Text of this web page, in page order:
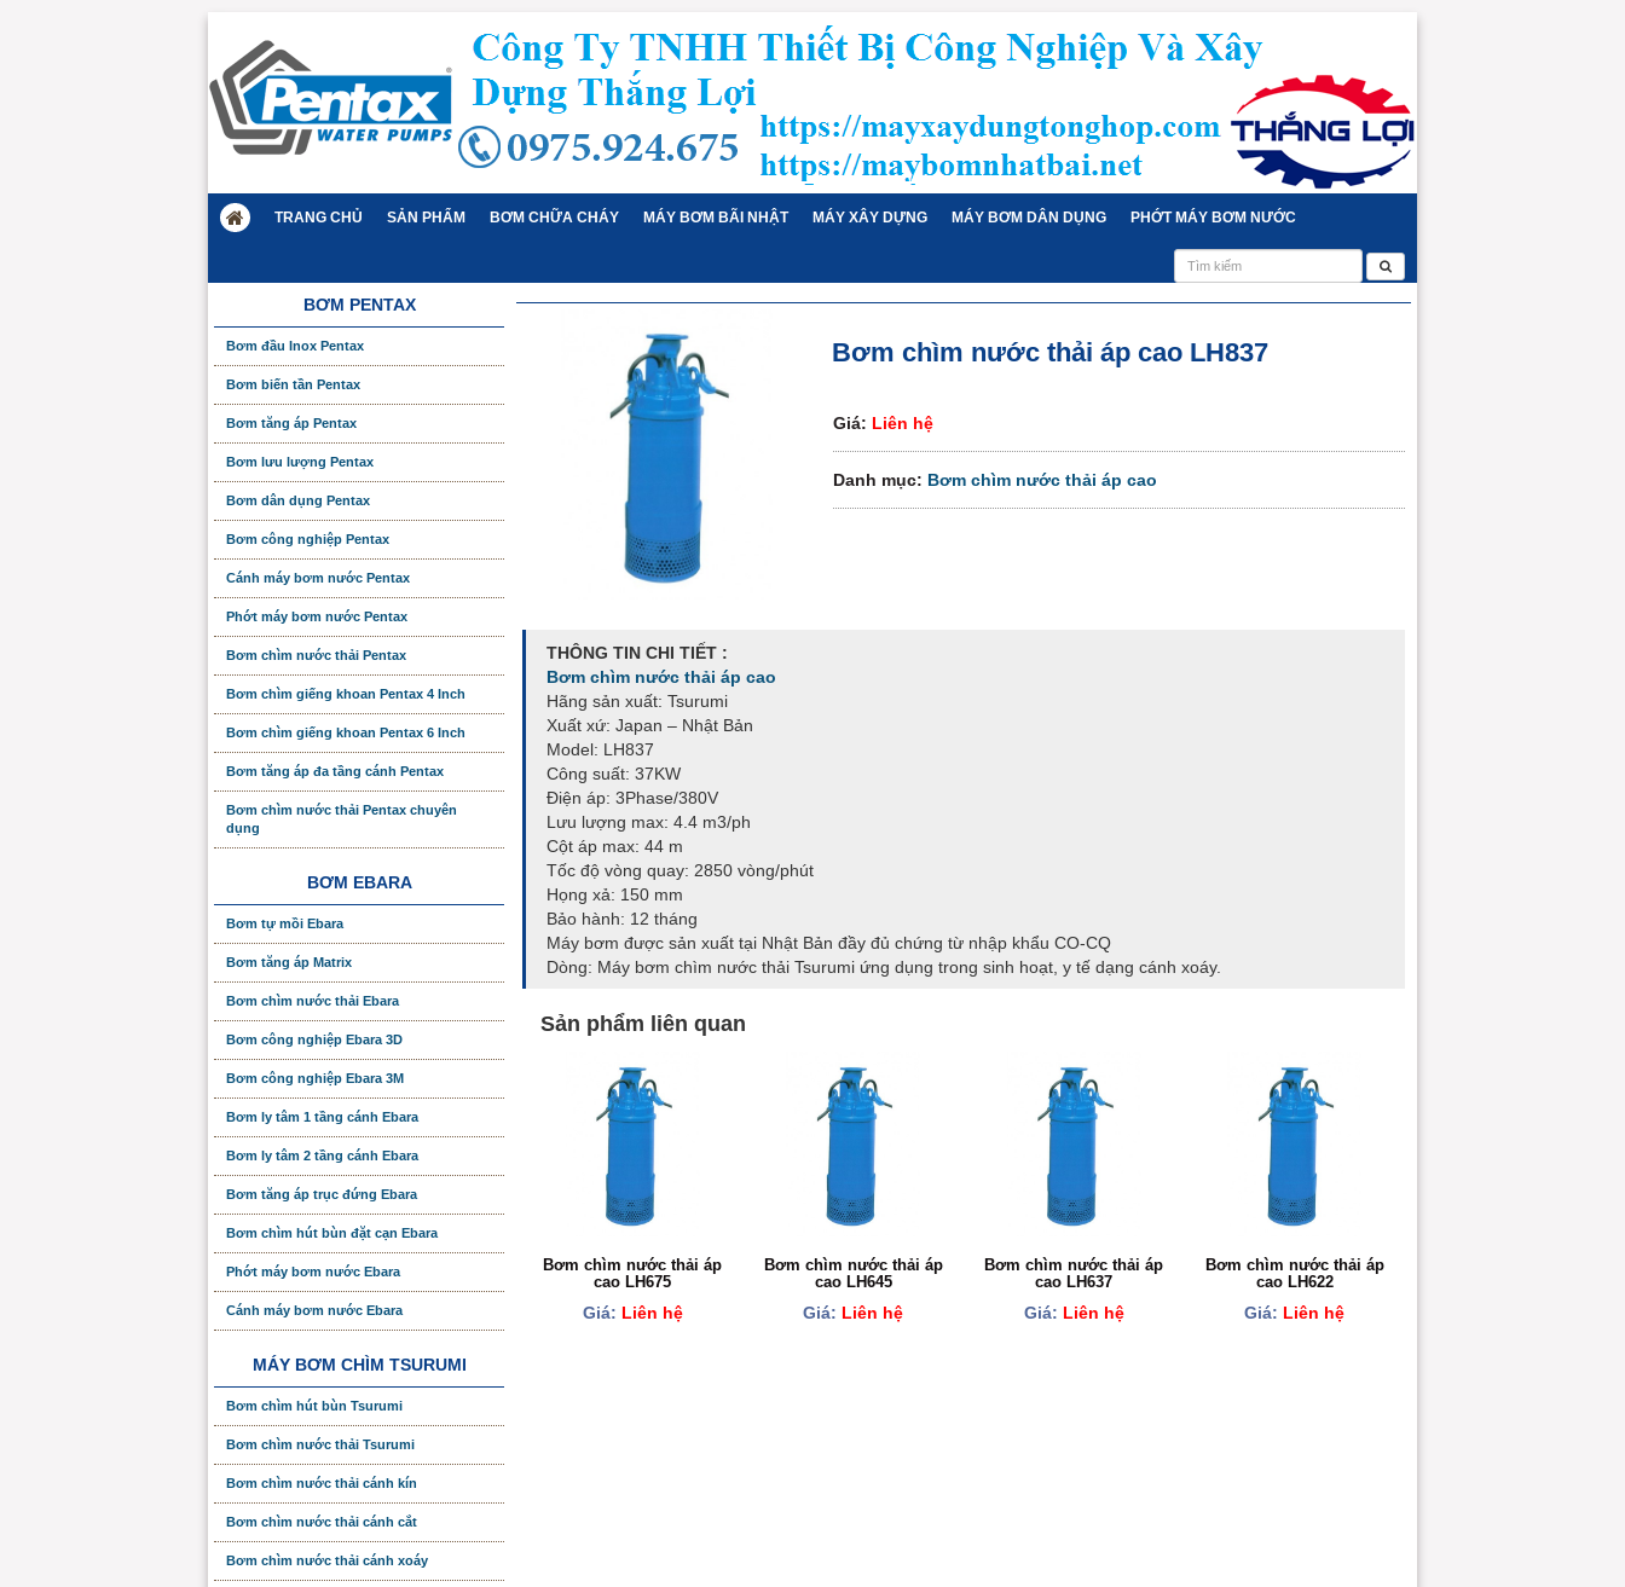
TRANG CHỦ SẢN PHẨM BƠM CHỮA CHÁY MÁY BƠM BÃI NHẬT MÁY XÂY DỰNG MÁY BƠM DÂN DỤNG PHỚT MÁY BƠM NƯỚC
Bơm chìm nước thải áp cao LH837
Giá: Liên hệ
Danh mục: Bơm chìm nước thải áp cao
THÔNG TIN CHI TIẾT :
Bơm chìm nước thải áp cao
Hãng sản xuất: Tsurumi
Xuất xứ: Japan – Nhật Bản
Model: LH837
Công suất: 37KW
Điện áp: 3Phase/380V
Lưu lượng max: 4.4 m3/ph
Cột áp max: 44 m
Tốc độ vòng quay: 2850 vòng/phút
Họng xả: 150 mm
Bảo hành: 12 tháng
Máy bơm được sản xuất tại Nhật Bản đầy đủ chứng từ nhập khẩu CO-CQ
Dòng: Máy bơm chìm nước thải Tsurumi ứng dụng trong sinh hoạt, y tế dạng cánh xoáy.
Sản phẩm liên quan
Bơm chìm nước thải áp
cao LH675
Giá: Liên hệ
Bơm chìm nước thải áp
cao LH645
Giá: Liên hệ
Bơm chìm nước thải áp
cao LH637
Giá: Liên hệ
Bơm chìm nước thải áp
cao LH622
Giá: Liên hệ
BƠM PENTAX
Bơm đầu Inox Pentax
Bơm biến tần Pentax
Bơm tăng áp Pentax
Bơm lưu lượng Pentax
Bơm dân dụng Pentax
Bơm công nghiệp Pentax
Cánh máy bơm nước Pentax
Phớt máy bơm nước Pentax
Bơm chìm nước thải Pentax
Bơm chìm giếng khoan Pentax 4 Inch
Bơm chìm giếng khoan Pentax 6 Inch
Bơm tăng áp đa tầng cánh Pentax
Bơm chìm nước thải Pentax chuyên
dụng
BƠM EBARA
Bơm tự mồi Ebara
Bơm tăng áp Matrix
Bơm chìm nước thải Ebara
Bơm công nghiệp Ebara 3D
Bơm công nghiệp Ebara 3M
Bơm ly tâm 1 tầng cánh Ebara
Bơm ly tâm 2 tầng cánh Ebara
Bơm tăng áp trục đứng Ebara
Bơm chìm hút bùn đặt cạn Ebara
Phớt máy bơm nước Ebara
Cánh máy bơm nước Ebara
MÁY BƠM CHÌM TSURUMI
Bơm chìm hút bùn Tsurumi
Bơm chìm nước thải Tsurumi
Bơm chìm nước thải cánh kín
Bơm chìm nước thải cánh cắt
Bơm chìm nước thải cánh xoáy